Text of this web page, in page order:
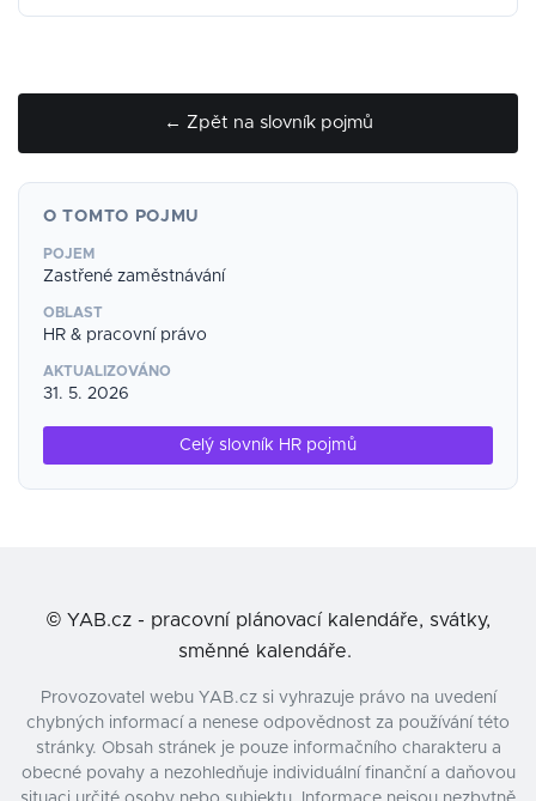
← Zpět na slovník pojmů
O TOMTO POJMU
POJEM
Zastřené zaměstnávání
OBLAST
HR & pracovní právo
AKTUALIZOVÁNO
31. 5. 2026
Celý slovník HR pojmů
© YAB.cz - pracovní plánovací kalendáře, svátky,
směnné kalendáře.
Provozovatel webu YAB.cz si vyhrazuje právo na uvedení
chybných informací a nenese odpovědnost za používání této
stránky. Obsah stránek je pouze informačního charakteru a
obecné povahy a nezohledňuje individuální finanční a daňovou